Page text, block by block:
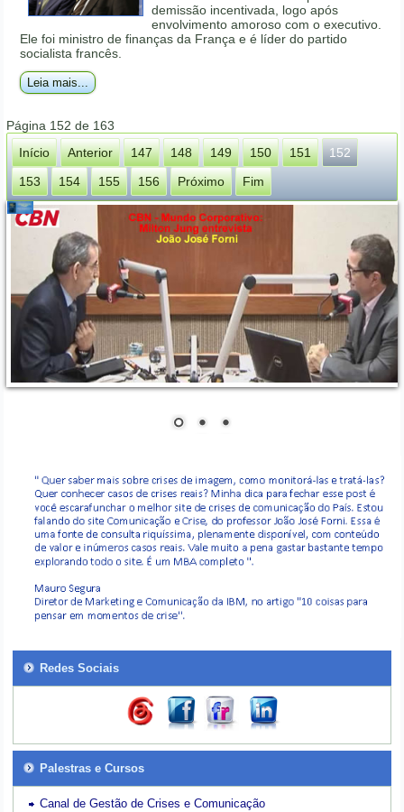
demissão incentivada, logo após
envolvimento amoroso com o executivo.
Ele foi ministro de finanças da França e é líder do partido
socialista francês.
Leia mais...
Página 152 de 163
Início
Anterior 147 148 149 150 151
152
153
154 155 156 Próximo Fim
Redes Sociais
Palestras e Cursos
Canal de Gestão de Crises e Comunicação